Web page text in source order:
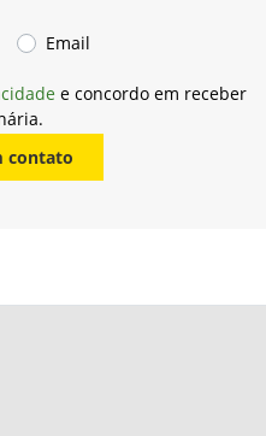
Email
e concordo em receber
contato